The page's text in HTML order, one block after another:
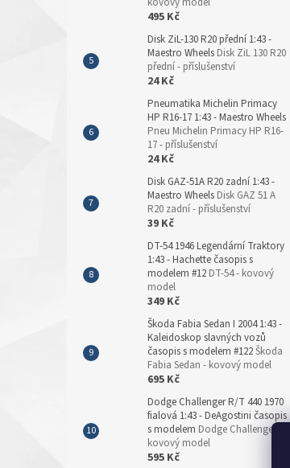
495 Kč
Disk ZiL-130 R20 přední 1:43 -
Maestro Wheels Disk ZiL 130 R20
přední - příslušenství
24 Kč
Pneumatika Michelin Primacy
HP R16-17 1:43 - Maestro Wheels
Pneu Michelin Primacy HP R16-
17 - příslušenství
24 Kč
Disk GAZ-51A R20 zadní 1:43 -
Maestro Wheels Disk GAZ 51 A
R20 zadní - příslušenství
39 Kč
DT-54 1946 Legendární Traktory
1:43 - Hachette časopis s
modelem #12 DT-54 - kovový
model
349 Kč
Škoda Fabia Sedan I 2004 1:43 -
Kaleidoskop slavných vozů
časopis s modelem #122Škoda
Fabia Sedan - kovový model
695 Kč
Dodge Challenger R/T 440 1970
fialová 1:43 - DeAgostini časopis
s modelem Dodge Challenger -
kovový model
595 Kč